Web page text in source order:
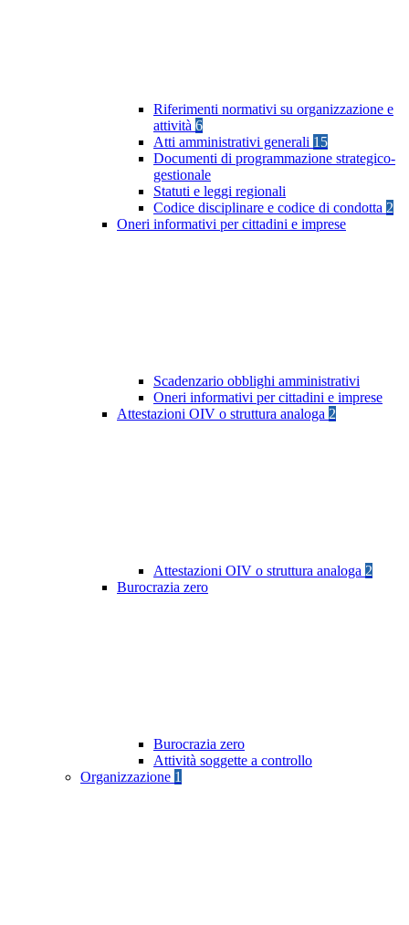
Riferimenti normativi su organizzazione e
attività 6
Atti amministrativi generali 15
Documenti di programmazione strategico-
gestionale
Statuti e leggi regionali
Codice disciplinare e codice di condotta 2
Oneri informativi per cittadini e imprese
Scadenzario obblighi amministrativi
Oneri informativi per cittadini e imprese
Attestazioni OIV o struttura analoga 2
Attestazioni OIV o struttura analoga 2
Burocrazia zero
Burocrazia zero
Attività soggette a controllo
Organizzazione 1